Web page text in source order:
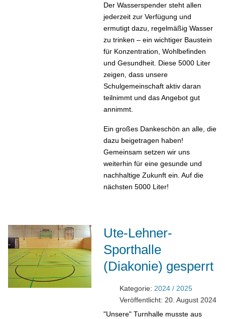
Der Wasserspender steht allen
jederzeit zur Verfügung und
ermutigt dazu, regelmäßig Wasser
zu trinken – ein wichtiger Baustein
für Konzentration, Wohlbefinden
und Gesundheit. Diese 5000 Liter
zeigen, dass unsere
Schulgemeinschaft aktiv daran
teilnimmt und das Angebot gut
annimmt.
Ein großes Dankeschön an alle, die
dazu beigetragen haben!
Gemeinsam setzen wir uns
weiterhin für eine gesunde und
nachhaltige Zukunft ein. Auf die
nächsten 5000 Liter!
Ute-Lehner-
Sporthalle
(Diakonie) gesperrt
Kategorie:2024 / 2025
Veröffentlicht: 20. August 2024
"Unsere" Turnhalle musste aus